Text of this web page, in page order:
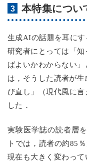
本特集につい
生成AIの話題を耳に
研究者にとっては「知
ばよいかわからない
は，そうした読者が
び直し」（現代風に
した．
実験医学誌の読者層
トでは，読者の約85
現在も大きく変わっ